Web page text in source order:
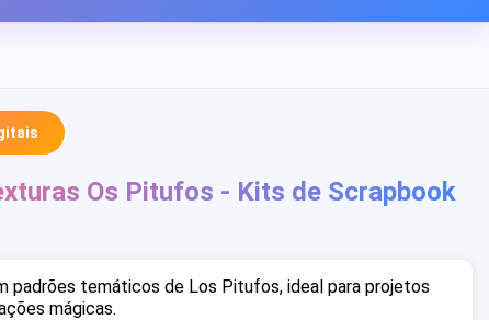
Os Pitufos - Kits de Scrapbook
padrões temáticos de Los Pitufos, ideal para projetos
mágicas.